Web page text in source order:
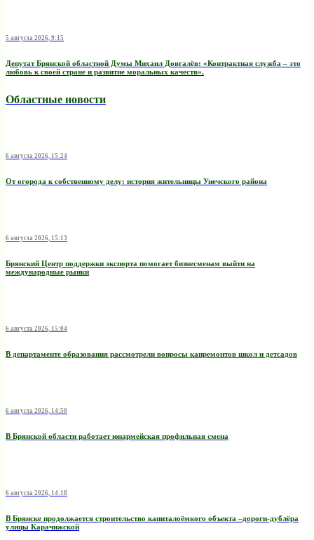
5 августа 2026, 9:15
Депутат Брянской областной Думы Михаил Довгалёв: «Контрактная служба – это
любовь к своей стране и развитие моральных качеств».
Областные новости
6 августа 2026, 15:24
От огорода к собственному делу: история жительницы Унечского района
6 августа 2026, 15:13
Брянский Центр поддержки экспорта помогает бизнесменам выйти на
международные рынки
6 августа 2026, 15:04
В департаменте образования рассмотрели вопросы капремонтов школ и детсадов
6 августа 2026, 14:50
В Брянской области работает юнармейская профильная смена
6 августа 2026, 14:18
В Брянске продолжается строительство капиталоёмкого объекта –дороги-дублёра
улицы Карачижской